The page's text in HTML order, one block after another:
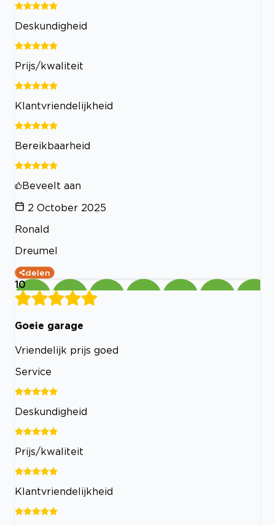
Deskundigheid
Prijs/kwaliteit
Klantvriendelijkheid
Bereikbaarheid
Beveelt aan
2 October 2025
Ronald
Dreumel
delen
10
Goeie garage
Vriendelijk prijs goed
Service
Deskundigheid
Prijs/kwaliteit
Klantvriendelijkheid